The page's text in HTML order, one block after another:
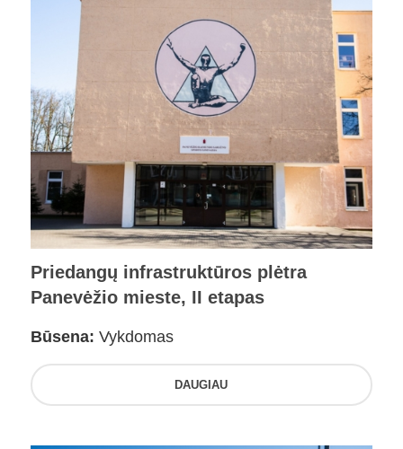
Priedangų infrastruktūros plėtra
Panevėžio mieste, II etapas
Būsena: Vykdomas
DAUGIAU